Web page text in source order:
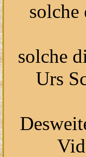
solche
solche
Urs